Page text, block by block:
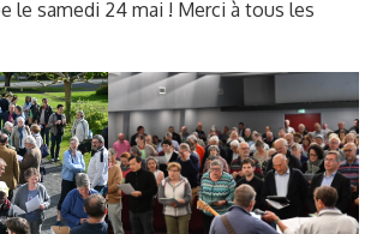
le samedi 24 mai ! Merci à tous les